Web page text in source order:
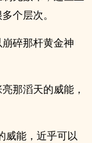
个层次。
碎那杆黄金神
那滔天的威能，
威能，近乎可以